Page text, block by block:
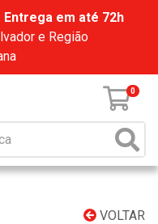
Entrega em até 72h
e Região
0
VOLTAR